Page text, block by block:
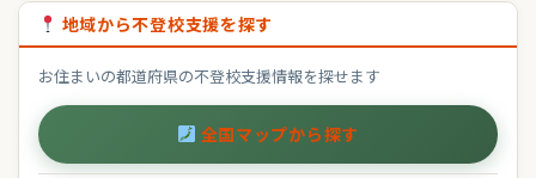
地域から不登校支援を探す
お住まいの都道府県の不登校支援情報を探せます
全国マップから探す